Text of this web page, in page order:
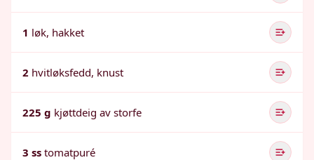
1 løk, hakket
2 hvitløksfedd, knust
225 g kjøttdeig av storfe
3 ss tomatpuré